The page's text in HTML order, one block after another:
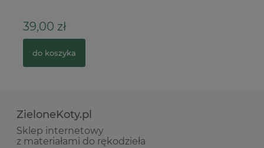
39,00 zł
do koszyka
ZieloneKoty.pl
Sklep internetowy
z materiałami do rękodzieła